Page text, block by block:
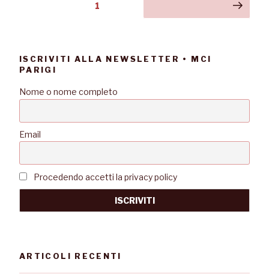
1
ISCRIVITI ALLA NEWSLETTER • MCI
PARIGI
Nome o nome completo
Email
Procedendo accetti la privacy policy
ARTICOLI RECENTI